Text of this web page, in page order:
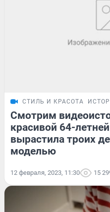
СТИЛЬ И КРАСОТА
Смотрим
красивой 64-
вырастила троих
моделью
12 февраля, 2023, 11:30 15